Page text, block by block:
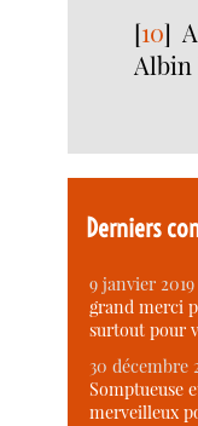
[10]
Albin
Derniers
9 janvier
grand merci
surtout pour
30 décembre
Somptueuse
merveilleux